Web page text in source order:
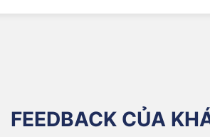
đáng ngại
từ hiện tượng trượt nước? Công nghệ
FEEDBACK CỦA